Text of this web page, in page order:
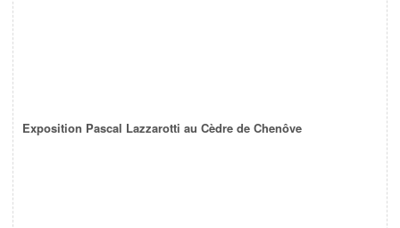
Exposition Pascal Lazzarotti au Cèdre de Chenôve